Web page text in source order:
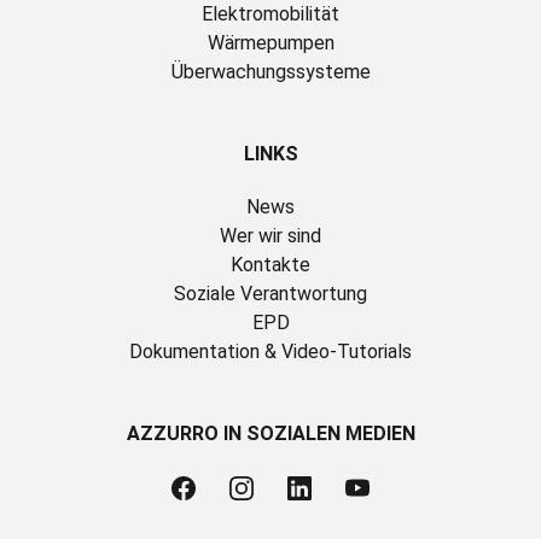
Elektromobilität
Wärmepumpen
Überwachungssysteme
LINKS
News
Wer wir sind
Kontakte
Soziale Verantwortung
EPD
Dokumentation & Video-Tutorials
AZZURRO IN SOZIALEN MEDIEN